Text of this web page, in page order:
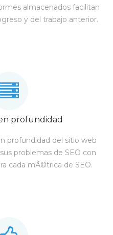
almacenados facilitan
y del trabajo anterior.
profundidad
profundidad del sitio web
problemas de SEO con
cada mÃ©trica de SEO.